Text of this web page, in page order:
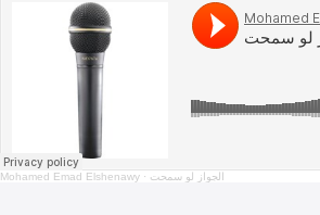
Mohamed Emad Elshenawy · الجواز لو سمحت